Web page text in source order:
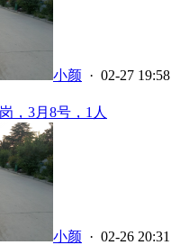
小颜 · 02-27 19:58
，3月8号，1人
小颜 · 02-26 20:31